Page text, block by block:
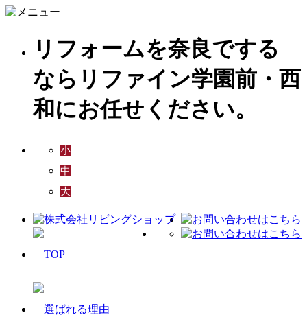
リフォームを奈良でする
ならリファイン学園前・西
和にお任せください。
小
中
大